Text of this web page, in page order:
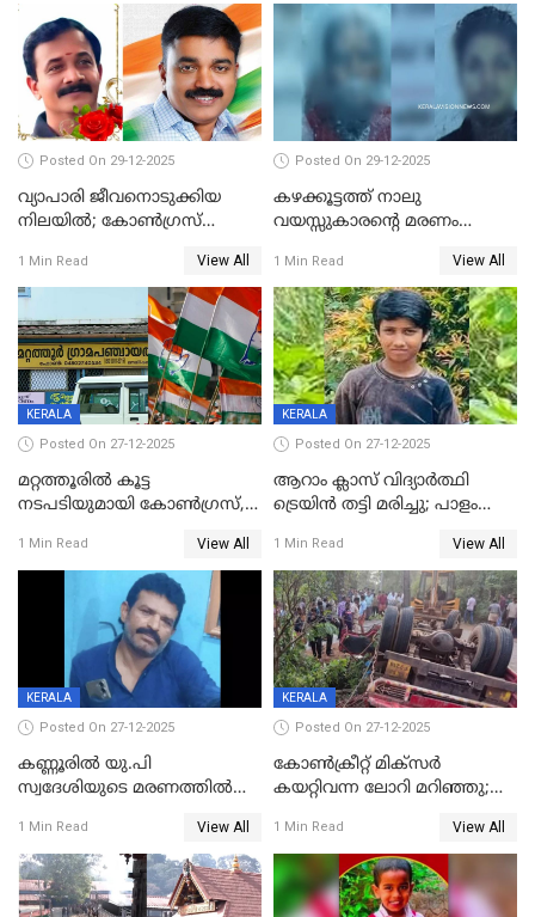
Posted On 29-12-2025
വ്യാപാരി ജീവനൊടുക്കിയ
നിലയില്‍; കോണ്‍ഗ്രസ്
മാനസികപീഡനമെന്ന് കുറിപ്പ്
1 Min Read View All
Posted On 29-12-2025
കഴക്കൂട്ടത്ത് നാലു
വയസ്സുകാരന്റെ മരണം
സുഹൃത്തും പൊലീസ്
കസ്റ്റഡിയിൽ
1 Min Read View All
KERALA
Posted On 27-12-2025
മറ്റത്തൂരിൽ കൂട്ട
നടപടിയുമായി കോണ്‍ഗ്രസ്,
എട്ട് പേര്‍ ഉള്‍പ്പെടെ
പത്തുപേരെ പുറത്താക്കി,
ചൊവ്വന്നൂരിലും നടപടി
1 Min Read View All
KERALA
Posted On 27-12-2025
ആറാം ക്ലാസ് വിദ്യാർത്ഥി
ട്രെയിൻ തട്ടി മരിച്ചു; പാളം
അപകടം മലപ്പുറത്ത്
1 Min Read View All
KERALA
Posted On 27-12-2025
കണ്ണൂരിൽ യു.പി
സ്വദേശിയുടെ മരണത്തിൽ
കേസ്; തർക്കമുണ്ടായത്
ഫേഷ്യലിന് 300 രൂപ
ആവശ്യപ്പെട്ടതിനെച്ചൊല്ലി
1 Min Read View All
KERALA
Posted On 27-12-2025
കോണ്‍ക്രീറ്റ് മിക്‌സര്‍
കയറ്റിവന്ന ലോറി മറിഞ്ഞു;
അപകടം കണ്ണൂരിൽ
1 Min Read View All